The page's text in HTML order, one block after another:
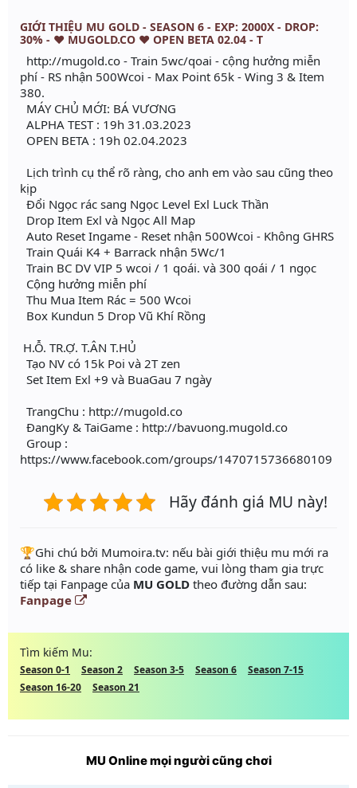
GIỚI THIỆU MU GOLD - SEASON 6 - EXP: 2000X - DROP:
30% - ♥️ MUGOLD.CO ♥️ OPEN BETA 02.04 - T
http://mugold.co - Train 5wc/qoai - cộng hưởng miễn
phí - RS nhận 500Wcoi - Max Point 65k - Wing 3 & Item
380.
MÁY CHỦ MỚI: BÁ VƯƠNG
ALPHA TEST : 19h 31.03.2023
OPEN BETA : 19h 02.04.2023
Lịch trình cụ thể rõ ràng, cho anh em vào sau cũng theo
kịp
Đổi Ngọc rác sang Ngọc Level Exl Luck Thần
Drop Item Exl và Ngọc All Map
Auto Reset Ingame - Reset nhận 500Wcoi - Không GHRS
Train Quái K4 + Barrack nhận 5Wc/1
Train BC DV VIP 5 wcoi / 1 qoái. và 300 qoái / 1 ngọc
Cộng hưởng miễn phí
Thu Mua Item Rác = 500 Wcoi
Box Kundun 5 Drop Vũ Khí Rồng
H.Ỗ. TR.Ợ. T.ÂN T.HỦ
Tạo NV có 15k Poi và 2T zen
Set Item Exl +9 và BuaGau 7 ngày
TrangChu : http://mugold.co
ĐangKy & TaiGame : http://bavuong.mugold.co
Group :
https://www.facebook.com/groups/1470715736680109
Hãy đánh giá MU này!
️🏆Ghi chú bởi Mumoira.tv: nếu bài giới thiệu mu mới ra
có like & share nhận code game, vui lòng tham gia trực
tiếp tại Fanpage của MU GOLD theo đường dẫn sau:
Fanpage
Tìm kiếm Mu:
Season 0-1 Season 2 Season 3-5 Season 6
Season 7-15
Season 16-20
Season 21
MU Online mọi người cũng chơi